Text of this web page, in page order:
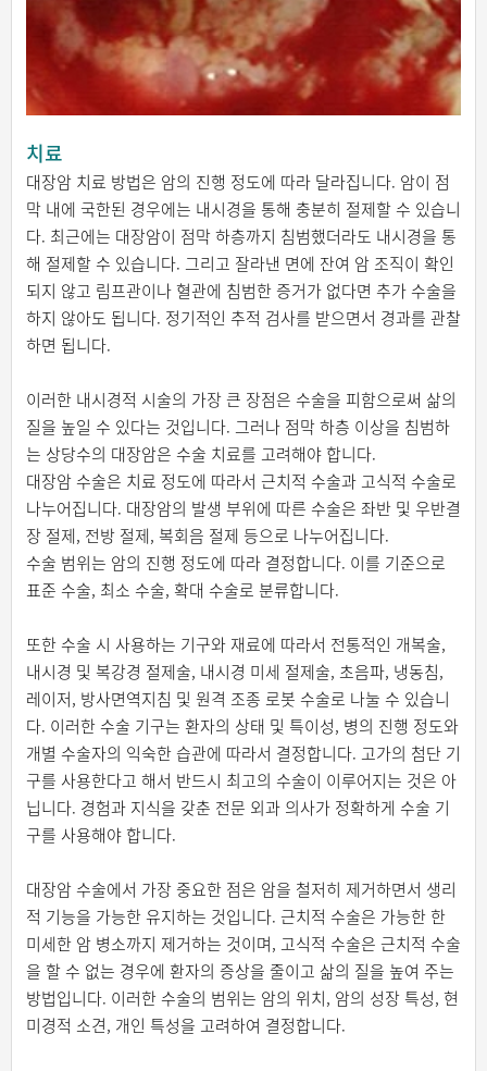
치료
대장암 치료 방법은 암의 진행 정도에 따라 달라집니다. 암이 점
막 내에 국한된 경우에는 내시경을 통해 충분히 절제할 수 있습니
다. 최근에는 대장암이 점막 하층까지 침범했더라도 내시경을 통
해 절제할 수 있습니다. 그리고 잘라낸 면에 잔여 암 조직이 확인
되지 않고 림프관이나 혈관에 침범한 증거가 없다면 추가 수술을
하지 않아도 됩니다. 정기적인 추적 검사를 받으면서 경과를 관찰
하면 됩니다.
이러한 내시경적 시술의 가장 큰 장점은 수술을 피함으로써 삶의
질을 높일 수 있다는 것입니다. 그러나 점막 하층 이상을 침범하
는 상당수의 대장암은 수술 치료를 고려해야 합니다.
대장암 수술은 치료 정도에 따라서 근치적 수술과 고식적 수술로
나누어집니다. 대장암의 발생 부위에 따른 수술은 좌반 및 우반결
장 절제, 전방 절제, 복회음 절제 등으로 나누어집니다.
수술 범위는 암의 진행 정도에 따라 결정합니다. 이를 기준으로
표준 수술, 최소 수술, 확대 수술로 분류합니다.
또한 수술 시 사용하는 기구와 재료에 따라서 전통적인 개복술,
내시경 및 복강경 절제술, 내시경 미세 절제술, 초음파, 냉동침,
레이저, 방사면역지침 및 원격 조종 로봇 수술로 나눌 수 있습니
다. 이러한 수술 기구는 환자의 상태 및 특이성, 병의 진행 정도와
개별 수술자의 익숙한 습관에 따라서 결정합니다. 고가의 첨단 기
구를 사용한다고 해서 반드시 최고의 수술이 이루어지는 것은 아
닙니다. 경험과 지식을 갖춘 전문 외과 의사가 정확하게 수술 기
구를 사용해야 합니다.
대장암 수술에서 가장 중요한 점은 암을 철저히 제거하면서 생리
적 기능을 가능한 유지하는 것입니다. 근치적 수술은 가능한 한
미세한 암 병소까지 제거하는 것이며, 고식적 수술은 근치적 수술
을 할 수 없는 경우에 환자의 증상을 줄이고 삶의 질을 높여 주는
방법입니다. 이러한 수술의 범위는 암의 위치, 암의 성장 특성, 현
미경적 소견, 개인 특성을 고려하여 결정합니다.